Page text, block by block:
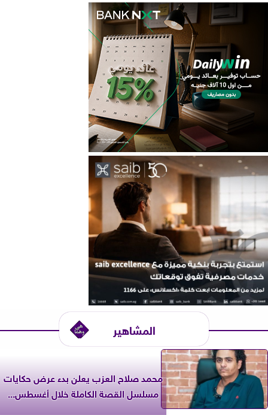
المشاهير
محمد صلاح العزب يعلن بدء عرض حكايات
مسلسل القصة الكاملة خلال أغسطس...